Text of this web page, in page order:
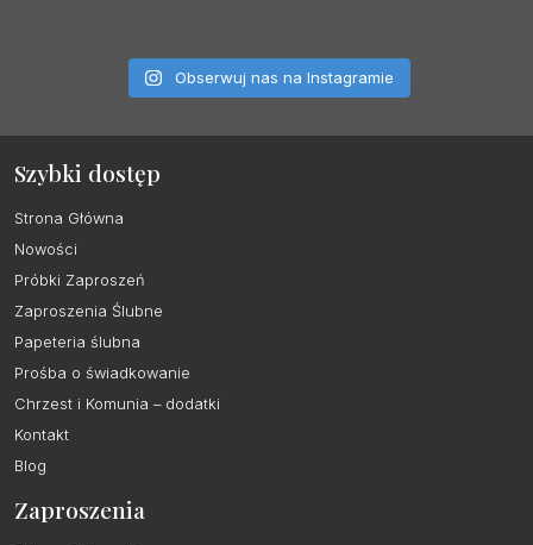
Obserwuj nas na Instagramie
Szybki dostęp
Strona Główna
Nowości
Próbki Zaproszeń
Zaproszenia Ślubne
Papeteria ślubna
Prośba o świadkowanie
Chrzest i Komunia – dodatki
Kontakt
Blog
Zaproszenia